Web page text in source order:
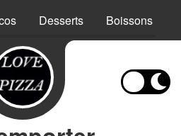
Desserts Boissons